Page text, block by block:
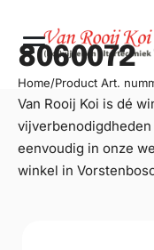
8060072
Home/Product Art.
Van Rooij Koi is dé
eenvoudig in onze
winkel in